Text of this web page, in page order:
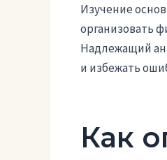
Изучение
организовать
Надлежащий
и избежать
Как